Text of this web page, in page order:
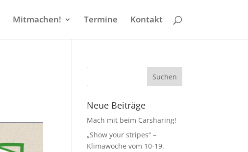
Mitmachen! Termine Kontakt
Neue Beiträge
Mach mit beim Carsharing!
„Show your stripes“ –
Klimawoche vom 10-19.